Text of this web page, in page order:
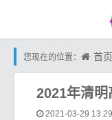
您现在的位置： 首页
2021年清明
2021-03-29